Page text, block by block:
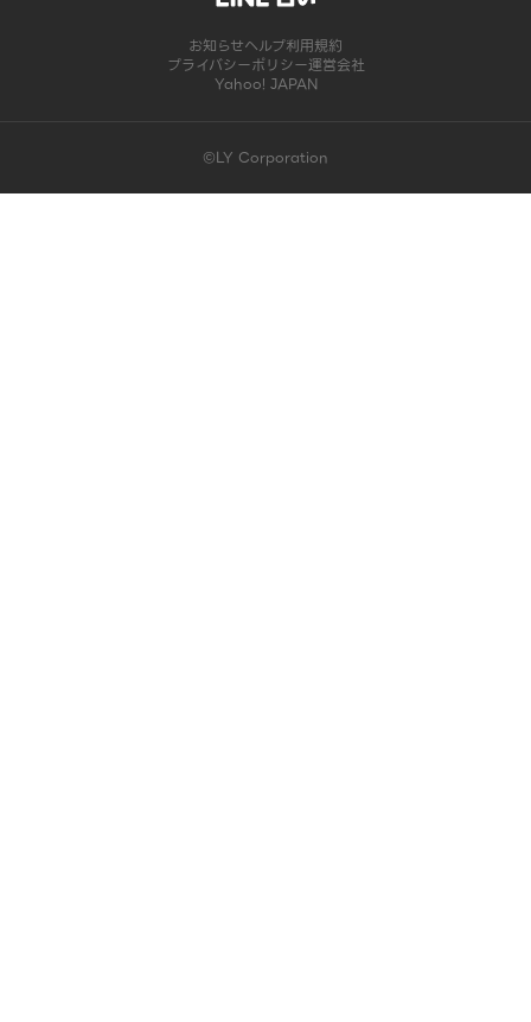
お知らせヘルプ利用規約
プライバシーポリシー運営会社
Yahoo! JAPAN
©LY Corporation
このコンテンツは掲載が終了しました | LINE占い